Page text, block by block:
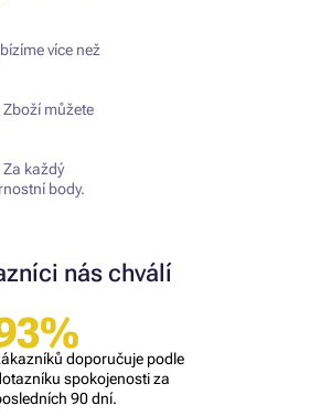
více než
Zboží můžete
Za každý
body.
nás chválí
doporučuje podle
spokojenosti za
90 dní.